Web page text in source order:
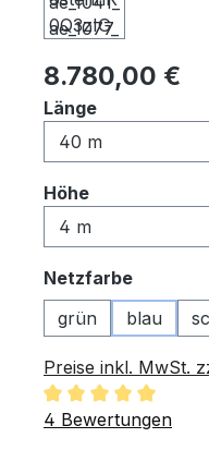
Regulärer Preis:
8.780,00 €
Längeauswählen
Höheauswählen
Netzfarbe
grün
blau
Preise inkl. MwSt.
Durchschnittliche
4 Bewertungen